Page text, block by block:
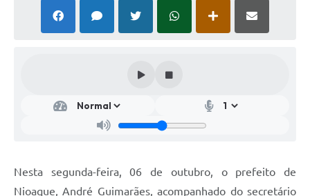
Nesta segunda-feira, 06 de outubro, o prefeito de
Nioaque, André Guimarães, acompanhado do secretário